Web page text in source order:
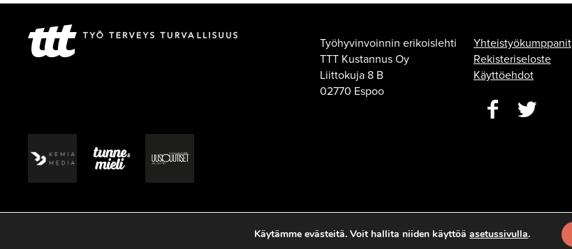
Työhyvinvoinnin erikoislehti
TTT Kustannus Oy
Liittokuja 8 B
02770 Espoo
Yhteistyökumppanit
Rekisteriseloste
Käyttöehdot
Käytämme evästeitä. Voit hallita niiden käyttöäasetussivulla.